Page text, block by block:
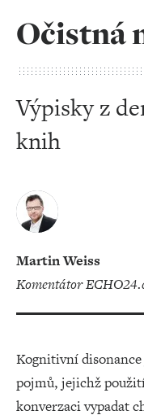
Očistná
Výpisky z
knih
Martin Weiss
komentátor
Kognitivní
pojmů, jejichž
konverzaci vypadat